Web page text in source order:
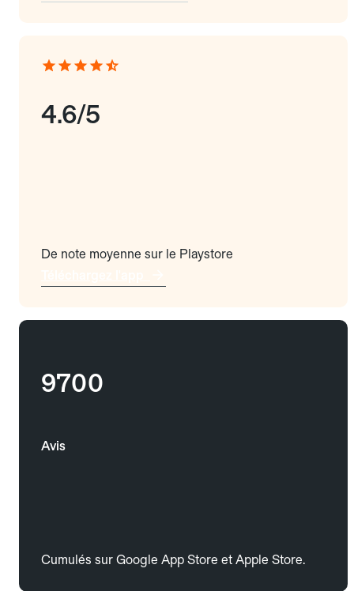
4.6/5
De note moyenne sur le Playstore
9700
Avis
Cumulés sur Google App Store et Apple Store.